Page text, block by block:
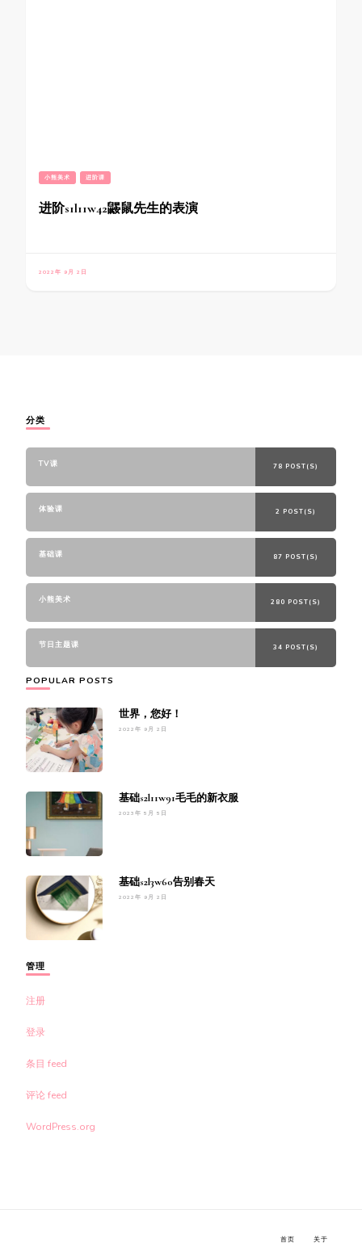
小熊美术 进阶课
进阶s1l11w42鼹鼠先生的表演
2022年 9月 2日
分类
TV课 78 POST(S)
体验课 2 POST(S)
基础课 87 POST(S)
小熊美术 280 POST(S)
节日主题课 34 POST(S)
POPULAR POSTS
世界，您好！
2022年 9月 2日
基础s2l11w91毛毛的新衣服
2023年 5月 5日
基础s2l3w60告别春天
2022年 9月 2日
管理
注册
登录
条目 feed
评论 feed
WordPress.org
首页 关于